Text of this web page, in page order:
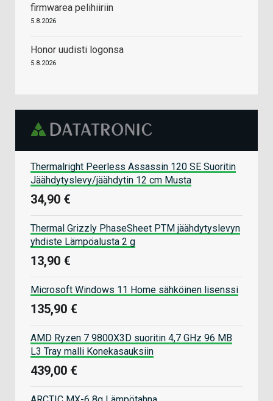
firmwarea pelihiiriin
5.8.2026
Honor uudisti logonsa
5.8.2026
Thermalright Peerless Assassin 120 SE Suoritin
Jäähdytyslevy/jäähdytin 12 cm Musta
34,90 €
Thermal Grizzly PhaseSheet PTM jäähdytyslevyn
yhdiste Lämpöalusta 2 g
13,90 €
Microsoft Windows 11 Home sähköinen lisenssi
135,90 €
AMD Ryzen 7 9800X3D suoritin 4,7 GHz 96 MB
L3 Tray malli Konekasauksiin
439,00 €